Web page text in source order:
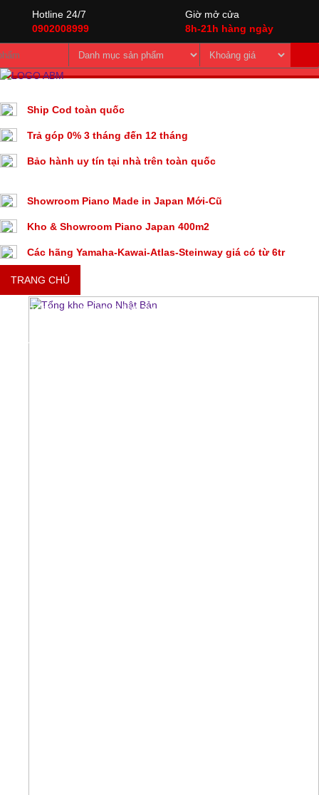
Hotline 24/7
0902008999
Giờ mở cửa
8h-21h hàng ngày
Ship Cod toàn quốc
Trả góp 0% 3 tháng đến 12 tháng
Bảo hành uy tín tại nhà trên toàn quốc
Showroom Piano Made in Japan Mới-Cũ
Kho & Showroom Piano Japan 400m2
Các hãng Yamaha-Kawai-Atlas-Steinway giá có từ 6tr
TRANG CHỦ
TIN TỨC CHÍNH SÁCH BÁN HÀNG
THƯ VIỆN